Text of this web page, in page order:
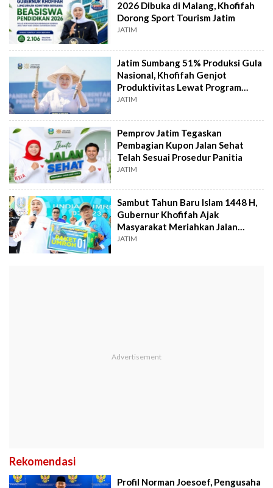
2026 Dibuka di Malang, Khofifah
Dorong Sport Tourism Jatim
JATIM
Jatim Sumbang 51% Produksi Gula
Nasional, Khofifah Genjot
Produktivitas Lewat Program
Bongkar Ratoon
JATIM
Pemprov Jatim Tegaskan
Pembagian Kupon Jalan Sehat
Telah Sesuai Prosedur Panitia
JATIM
Sambut Tahun Baru Islam 1448 H,
Gubernur Khofifah Ajak
Masyarakat Meriahkan Jalan
Sehat
JATIM
Rekomendasi
Profil Norman Joesoef, Pengusaha